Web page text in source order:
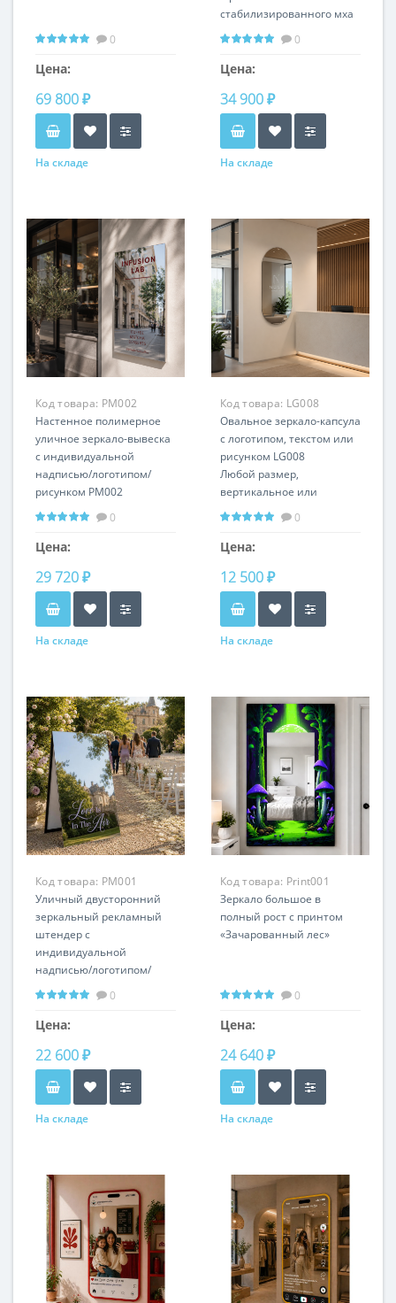
0
Цена:
69 800 ₽
На складе
стабилизированного мха
MD012
0
Цена:
34 900 ₽
На складе
Код товара: PM002
Настенное полимерное
уличное зеркало-вывеска
с индивидуальной
надписью/логотипом/
рисунком PM002
0
Цена:
29 720 ₽
На складе
Код товара: LG008
Овальное зеркало-капсула
с логотипом, текстом или
рисунком LG008
Любой размер,
вертикальное или
горизонтальное
0
Цена:
12 500 ₽
На складе
Код товара: PM001
Уличный двусторонний
зеркальный рекламный
штендер с
индивидуальной
надписью/логотипом/
рисунком PM001
0
Цена:
22 600 ₽
На складе
Код товара: Print001
Зеркало большое в
полный рост с принтом
«Зачарованный лес»
0
Цена:
24 640 ₽
На складе